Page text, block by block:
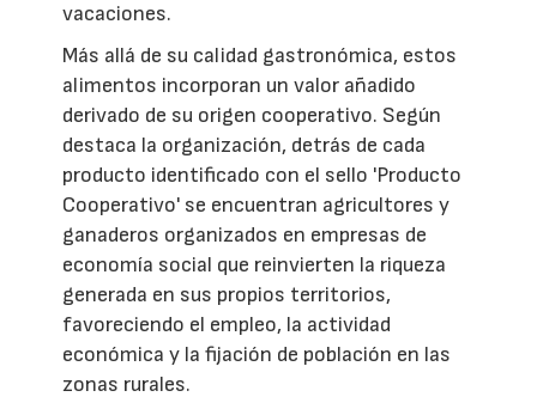
vacaciones.
Más allá de su calidad gastronómica, estos
alimentos incorporan un valor añadido
derivado de su origen cooperativo. Según
destaca la organización, detrás de cada
producto identificado con el sello 'Producto
Cooperativo' se encuentran agricultores y
ganaderos organizados en empresas de
economía social que reinvierten la riqueza
generada en sus propios territorios,
favoreciendo el empleo, la actividad
económica y la fijación de población en las
zonas rurales.